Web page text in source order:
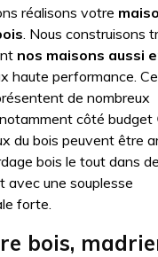
réalisons votre
. Nous construisons
nos maisons aussi
haute performance.
de nombreux
côté budget
du bois peuvent être
bois le tout dans
avec une souplesse
forte.
bois,